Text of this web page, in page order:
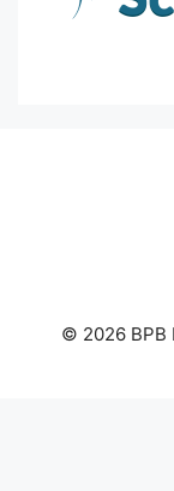
© 2026 BPB